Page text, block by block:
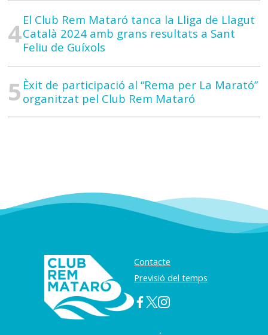
El Club Rem Mataró tanca la Lliga de Llagut
Català 2024 amb grans resultats a Sant
Feliu de Guíxols
Èxit de participació al “Rema per La Marató”
organitzat pel Club Rem Mataró
Contacte
Previsió del temps